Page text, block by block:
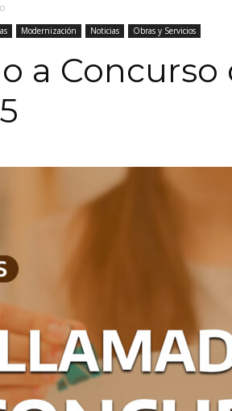
Modernización Noticias Obras y Servicios
a Concurso